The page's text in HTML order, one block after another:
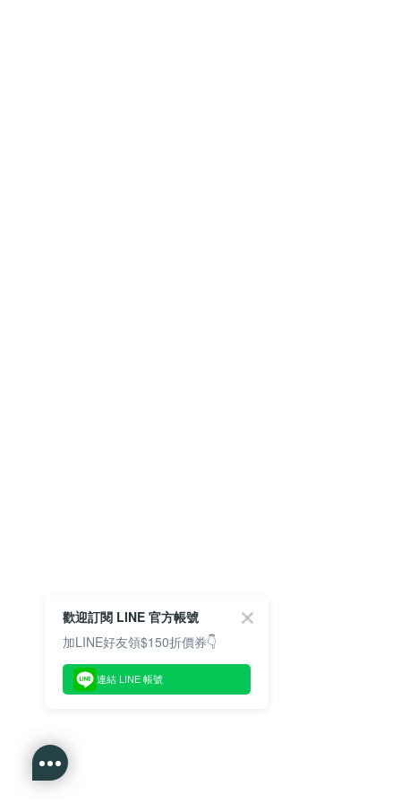
歡迎訂閱 LINE 官方帳號
加LINE好友領$150折價券👇
連結 LINE 帳號